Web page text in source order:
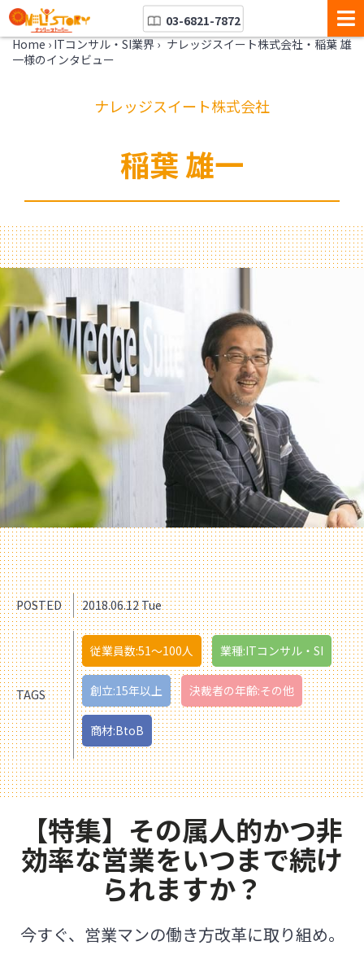
03-6821-7872
Home › ITコンサル・SI業界 › ナレッジスイート株式会社・稲葉 雄
一様のインタビュー
ナレッジスイート株式会社
稲葉 雄一
POSTED 2018.06.12 Tue
TAGS
従業員数:51〜100人 業種:ITコンサル・SI
創立:15年以上 決裁者の年齢:その他
商材:BtoB
【特集】その属人的かつ非
効率な営業をいつまで続け
られますか？
今すぐ、営業マンの働き方改革に取り組め。